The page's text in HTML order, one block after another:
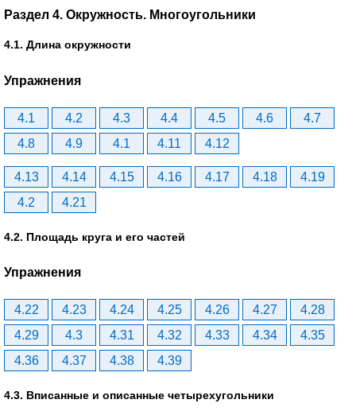
Раздел 4. Окружность. Многоугольники
4.1. Длина окружности
Упражнения
4.1 4.2 4.3 4.4 4.5 4.6
4.7
4.8
4.9 4.1 4.11 4.12
4.13 4.14 4.15 4.16 4.17 4.18
4.19
4.2
4.21
4.2. Площадь круга и его частей
Упражнения
4.22 4.23 4.24 4.25 4.26 4.27
4.28
4.29
4.3 4.31 4.32 4.33 4.34
4.35
4.36
4.37 4.38 4.39
4.3. Вписанные и описанные четырехугольники